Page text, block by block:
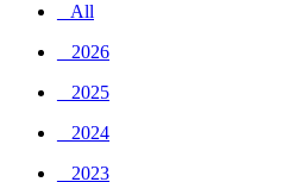
_ All
_ 2026
_ 2025
_ 2024
_ 2023